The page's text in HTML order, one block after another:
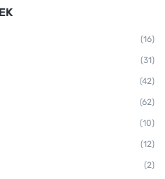
(16)
(31)
(42)
(62)
(10)
(12)
(2)